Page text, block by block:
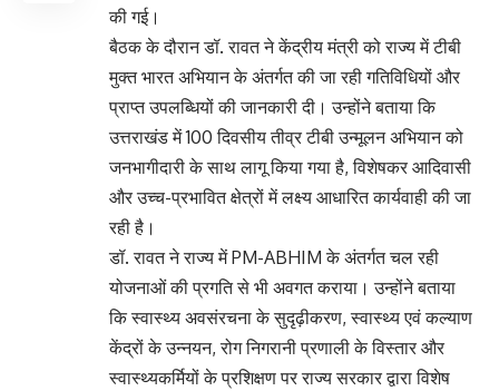
की गई।
बैठक के दौरान डॉ. रावत ने केंद्रीय मंत्री को राज्य में टीबी
मुक्त भारत अभियान के अंतर्गत की जा रही गतिविधियों और
प्राप्त उपलब्धियों की जानकारी दी। उन्होंने बताया कि
उत्तराखंड में 100 दिवसीय तीव्र टीबी उन्मूलन अभियान को
जनभागीदारी के साथ लागू किया गया है, विशेषकर आदिवासी
और उच्च-प्रभावित क्षेत्रों में लक्ष्य आधारित कार्यवाही की जा
रही है।
डॉ. रावत ने राज्य में PM-ABHIM के अंतर्गत चल रही
योजनाओं की प्रगति से भी अवगत कराया। उन्होंने बताया
कि स्वास्थ्य अवसंरचना के सुदृढ़ीकरण, स्वास्थ्य एवं कल्याण
केंद्रों के उन्नयन, रोग निगरानी प्रणाली के विस्तार और
स्वास्थ्यकर्मियों के प्रशिक्षण पर राज्य सरकार द्वारा विशेष